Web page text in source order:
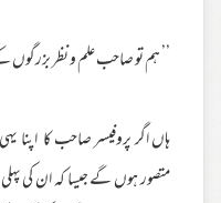
’’ ہم تو صاحب علم و نظر
ہاں اگر پروفیسر صاحب کا اپنا
متصور ہوں گے جیسا کہ ان کی